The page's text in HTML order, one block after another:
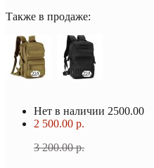
Также в продаже:
Нет в наличии 2500.00
2 500.00 р.
3 200.00 р.